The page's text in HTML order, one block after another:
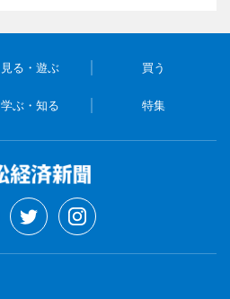
見る・遊ぶ 買う
学ぶ・知る 特集